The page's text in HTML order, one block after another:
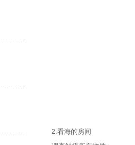
2.看海的房间